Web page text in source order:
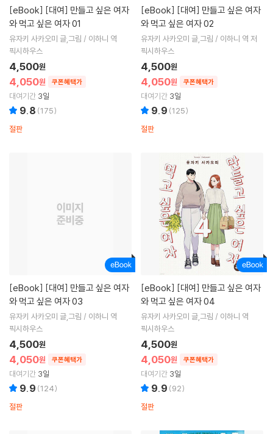
[eBook]
와 먹고 싶은 여자 01
유자키 사카오미 글,그림 / 이하니 역
픽시하우스
4,050원 쿠폰혜택가
4,500원
대여기간 3일
9.8 (175)
절판
[eBook]
와 먹고 싶은 여자 02
유자키 사카오미 글,그림 / 이하니 역 저
픽시하우스
4,050원 쿠폰혜택가
4,500원
대여기간 3일
9.9 (125)
절판
[eBook]
와 먹고 싶은 여자 03
유자키 사카오미 글,그림 / 이하니 역
픽시하우스
4,050원 쿠폰혜택가
4,500원
대여기간 3일
9.9 (124)
절판
[eBook]
와 먹고 싶은 여자 04
유자키 사카오미 글,그림 / 이하니 역
픽시하우스
4,050원 쿠폰혜택가
4,500원
대여기간 3일
9.9 (92)
절판